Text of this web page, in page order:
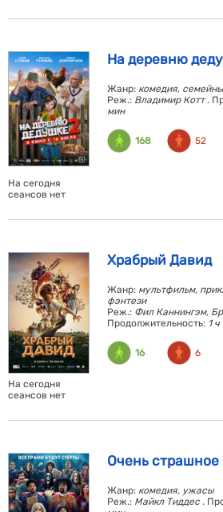
На деревню
Жанр: комедия,
Реж.: Владимир Котт .
мин
168 52
На сегодня
сеансов нет
Храбрый Давид
Жанр: мультфильм,
фэнтези
Реж.: Фил Каннингэм,
Продолжительность: 1
16 6
На сегодня
сеансов нет
Очень страшное
Жанр: комедия, ужасы
Реж.: Майкл Тиддес .